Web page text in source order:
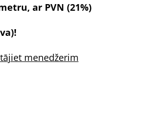
ar PVN (21%)
menedžerim